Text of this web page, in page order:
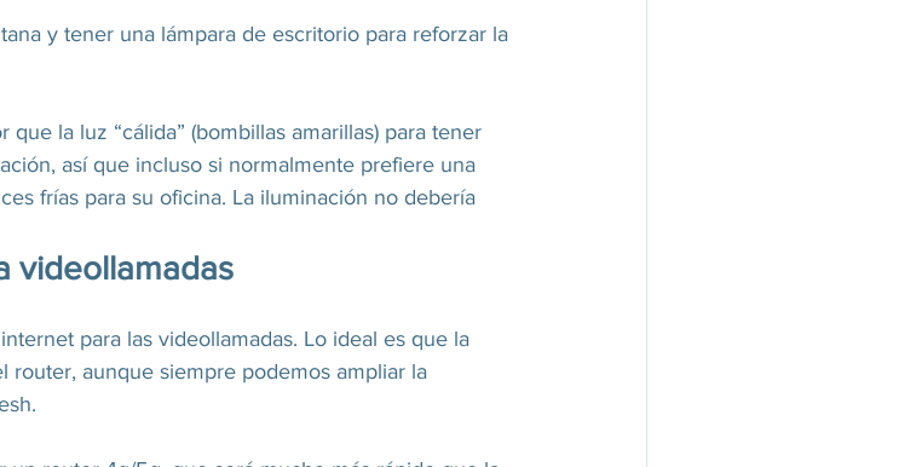
y tener una lámpara de escritorio para reforzar la
que la luz “cálida” (bombillas amarillas) para tener
así que incluso si normalmente prefiere una
frías para su oficina. La iluminación no debería
videollamadas
para las videollamadas. Lo ideal es que la
router, aunque siempre podemos ampliar la